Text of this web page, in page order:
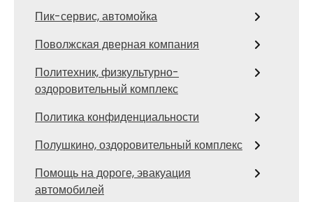
Пик-сервис, автомойка
Поволжская дверная компания
Политехник, физкультурно-
оздоровительный комплекс
Политика конфиденциальности
Полушкино, оздоровительный комплекс
Помощь на дороге, эвакуация
автомобилей